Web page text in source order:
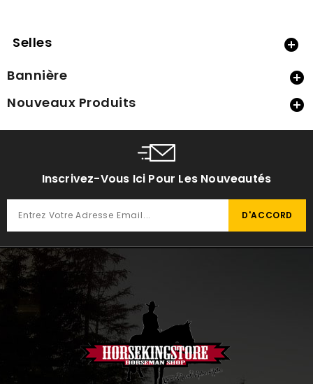
Selles 
Bannière 
Nouveaux Produits 
Inscrivez-Vous Ici Pour Les Nouveautés